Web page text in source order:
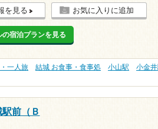
を見る お気に入りに追加
の宿泊プランを見る
一人旅 結城 お食事・食事処 小山駅 小金
前（Ｂ